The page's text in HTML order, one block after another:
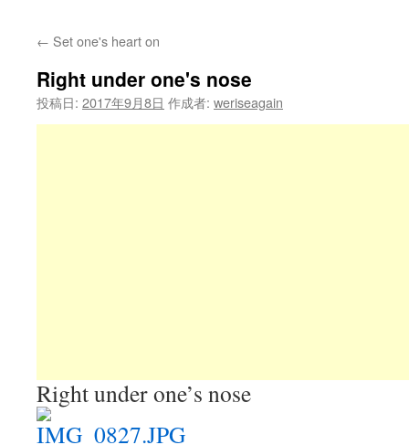
← Set one's heart on
Right under one's nose
投稿日: 2017年9月8日 作成者: weriseagain
Right under one’s nose